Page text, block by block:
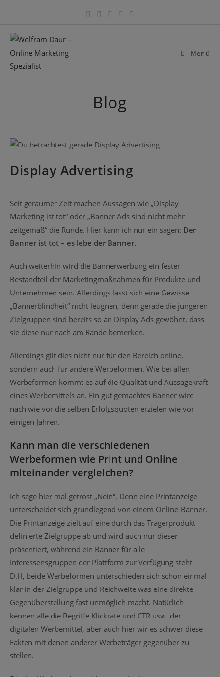
Menü
Blog
Display Advertising
Seit geraumer Zeit machen Aussagen wie „Display
Marketing ist tot“ oder „Banner Ads sind nicht mehr
zeitgemäß“ die Runde. Hier kann ich nur ein sagen: Der
Banner ist tot – es lebe der Banner.
Auch weiterhin wird die Bannerwerbung ein fester
Bestandteil der Marketingmaßnahmen für Produkte und
Unternehmen sein. Allerdings lässt sich eine Gewisse
„Bannerblindheit“ nicht leugnen, denn gerade die jüngeren
Zielgruppen sind bereits so an Display Ads gewöhnt, dass
sie diese nur nach am Rande bemerken.
Allerdings gilt dies nicht nur für den Bereich online,
sondern auch für andere Werbeformen. Wie bei allen
Werbeformen kommt es auf die Qualität und Aussagekraft
eines Werbemittels an. Ein gut gemachtes Banner wird
nach wie vor die selben Erfolgsquoten erzielen wie vor
einigen Jahren.
Kann man die verschiedenen
Werbeformen wie Print und Online
miteinander vergleichen?
Ich sage hier mal getrost „Nein“. Denn eine Printanzeige
unterscheidet sich grundlegend von einem Online-Banner.
Die Printanzeige zielt auf eine durch das Trägerprodukt
definierte Zielgruppe ab und wird auch nur dieser
präsentiert, während ein Banner für alle
Interessensgruppen der Plattform zur Verfügung steht.
D.H, beide Werbeformen unterschieden sich schon einmal
klar in der Zielgruppe und Reichweite was eine direkte
Gegenüberstellung fast unmöglich macht. Natürlich
kennen alle die Begriffe Klickrate und CTR usw. der
digitalen Werbemittel, aber auch hier wir es schwer diese
Fakten mit denen anderer Werbeträger gegenüber zu
stellen.